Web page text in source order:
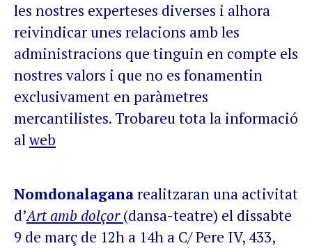
les nostres experteses diverses i alhora
reivindicar unes relacions amb les
administracions que tinguin en compte els
nostres valors i que no es fonamentin
exclusivament en paràmetres
mercantilistes. Trobareu tota la informació
alweb
Nomdonalaganarealitzaran una activitat
d’Art amb dolçor(dansa-teatre) el dissabte
9 de març de 12h a 14h a C/ Pere IV, 433,